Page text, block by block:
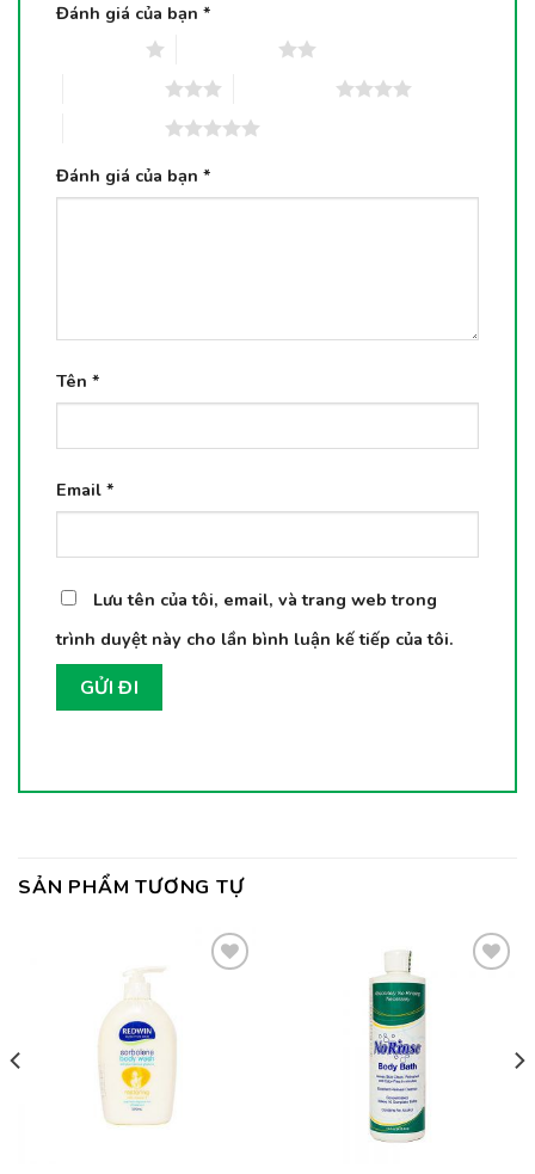
Đánh giá của bạn *
Đánh giá của bạn *
Tên *
Email *
Lưu tên của tôi, email, và trang web trong
trình duyệt này cho lần bình luận kế tiếp của tôi.
SẢN PHẨM TƯƠNG TỰ